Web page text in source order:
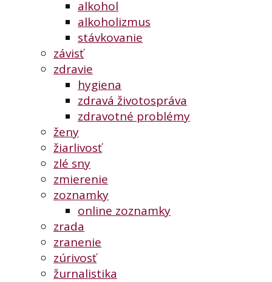
alkohol
alkoholizmus
stávkovanie
závisť
zdravie
hygiena
zdravá životospráva
zdravotné problémy
ženy
žiarlivosť
zlé sny
zmierenie
zoznamky
online zoznamky
zrada
zranenie
zúrivosť
žurnalistika